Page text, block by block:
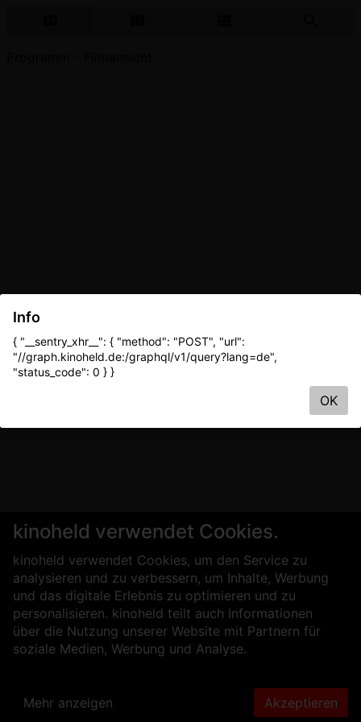
kinoheld verwendet Cookies.
kinoheld verwendet Cookies, um den Service zu
analysieren und zu verbessern, um Inhalte, Werbung
und das digitale Erlebnis zu optimieren und zu
personalisieren. kinoheld teilt auch Informationen
über die Nutzung unserer Website mit Partnern für
soziale Medien, Werbung und Analyse.
Mehr anzeigen Akzeptieren
Info
{ "__sentry_xhr__": { "method": "POST", "url":
"//graph.kinoheld.de:/graphql/v1/query?lang=de",
"status_code": 0 } }
OK